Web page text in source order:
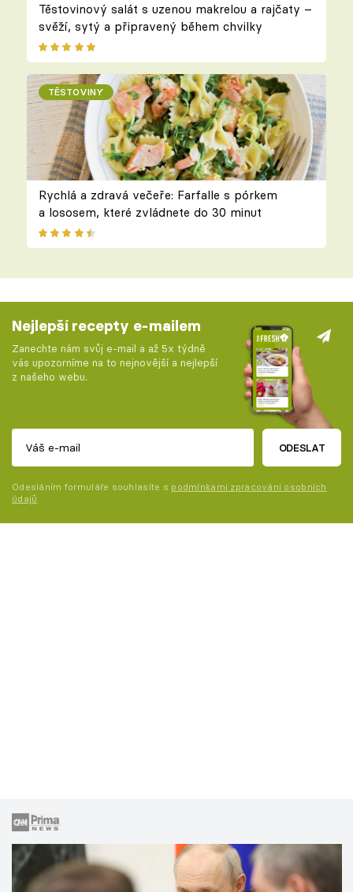
Těstovinový salát s uzenou makrelou a rajčaty –
svěží, sytý a připravený během chvilky
TĚSTOVINY
Rychlá a zdravá večeře: Farfalle s pórkem
a lososem, které zvládnete do 30 minut
Nejlepší recepty e-mailem
Zanechte nám svůj e-mail a až 5x týdně
vás upozorníme na to nejnovější a nejlepší
z našeho webu.
ODESLAT
Odesláním formuláře souhlasíte s podmínkami zpracování osobních
údajů